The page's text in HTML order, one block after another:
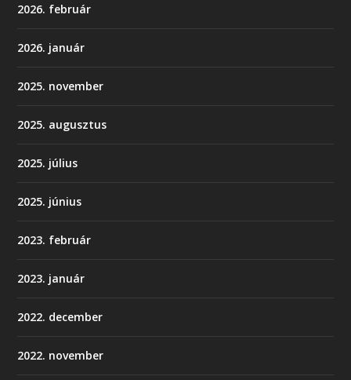
2026. február
2026. január
2025. november
2025. augusztus
2025. július
2025. június
2023. február
2023. január
2022. december
2022. november